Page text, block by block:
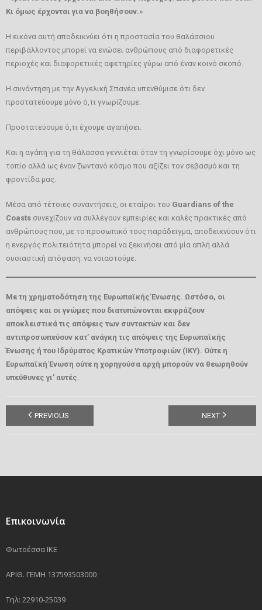
Κι όμως έρχονται για να βοηθήσουν.»
Η εικόνα αυτή αποδεικνύει ότι η προστασία του θαλάσσιου
περιβάλλοντος μπορεί να ενώσει ανθρώπους από διαφορετικές
περιοχές και διαφορετικές αφετηρίες γύρω από έναν κοινό σκοπό.
Η συνάντηση με την Αγγελική Σπανέα υπενθύμισε ότι δεν
προστατεύουμε μόνο ό,τι γνωρίζουμε.
Προστατεύουμε ό,τι έχουμε αγαπήσει.
Και η αγάπη για τη θάλασσα γεννιέται όταν τη γνωρίσουμε όχι μόνο ως
τοπίο αλλά ως έναν ζωντανό κόσμο που αξίζει τον σεβασμό και τη
φροντίδα μας.
Μέσα από τέτοιες συναντήσεις, οι εταίροι του Guardians of the
Coasts συνεχίζουν να συλλέγουν εμπειρίες και καλές πρακτικές από
ανθρώπους που, με το προσωπικό τους παράδειγμα, αποδεικνύουν ότι
η ενεργός πολιτειότητα μπορεί να ξεκινήσει από μία απλή αλλά
ουσιαστική απόφαση: να νοιαστούμε.
Με τη χρηματοδότηση της Ευρωπαϊκής Ένωσης. Ωστόσο, οι
απόψεις και οι γνώμες που διατυπώνονται εκφράζουν
αποκλειστικά τις απόψεις των συντακτών και δεν
αντιπροσωπεύουν κατ’ ανάγκη τις απόψεις της Ευρωπαϊκής
Ένωσης ή του Ιδρύματος Κρατικών Υποτροφιών (ΙΚΥ). Ούτε η
Ευρωπαϊκή Ένωση ούτε η χορηγούσα αρχή μπορούν να θεωρηθούν
υπεύθυνες γι’ αυτές.
PREVIOUS NEXT
Επικοινωνία
Φωτοέσσα ΙΚΕ
ΑΡΙΘ. ΓΕΜΗ 137593503000
Τηλ: 22910-25039